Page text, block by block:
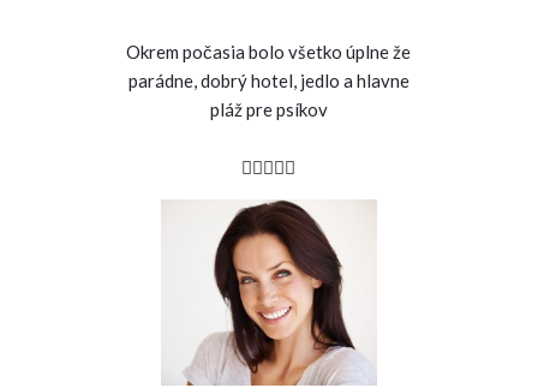
Okrem počasia bolo všetko úplne že
parádne, dobrý hotel, jedlo a hlavne
pláž pre psíkov